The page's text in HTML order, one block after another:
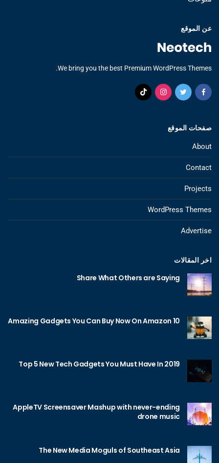
عن الموقع
We bring you the best Premium WordPress Themes.
صفحات الموقع
About
Contact
Projects
WordPress Themes
Advertise
اخر المقالات
Share What Others are Saying
10 Amazing Gadgets You Can Buy Now On Amazon
Top 5 New Tech Gadgets You Must Have In 2019
AppleTV Screensaver Mashup with never-ending
drone music
The New Media Moguls of Southeast Asia